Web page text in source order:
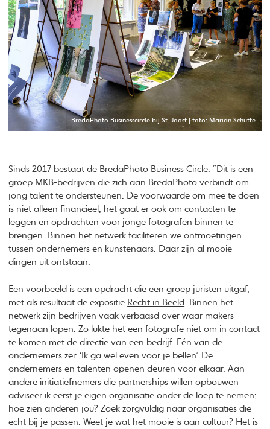
BredaPhoto Businesscircle bij St. Joost | foto: Marian Schutte
Sinds 2017 bestaat de BredaPhoto Business Circle . “Dit is een
groep MKB-bedrijven die zich aan BredaPhoto verbindt om
jong talent te ondersteunen. De voorwaarde om mee te doen
is niet alleen financieel, het gaat er ook om contacten te
leggen en opdrachten voor jonge fotografen binnen te
brengen. Binnen het netwerk faciliteren we ontmoetingen
tussen ondernemers en kunstenaars. Daar zijn al mooie
dingen uit ontstaan.
Een voorbeeld is een opdracht die een groep juristen uitgaf,
met als resultaat de expositie Recht in Beeld
. Binnen het
netwerk zijn bedrijven vaak verbaasd over waar makers
tegenaan lopen. Zo lukte het een fotografe niet om in contact
te komen met de directie van een bedrijf. Eén van de
ondernemers zei: ‘Ik ga wel even voor je bellen’. De
ondernemers en talenten openen deuren voor elkaar. Aan
andere initiatiefnemers die partnerships willen opbouwen
adviseer ik eerst je eigen organisatie onder de loep te nemen;
hoe zien anderen jou? Zoek zorgvuldig naar organisaties die
echt bij je passen. Weet je wat het mooie is aan cultuur? Het is